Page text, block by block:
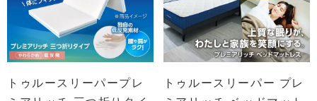
トゥルースリーパープレ
トゥルースリーパー プレ